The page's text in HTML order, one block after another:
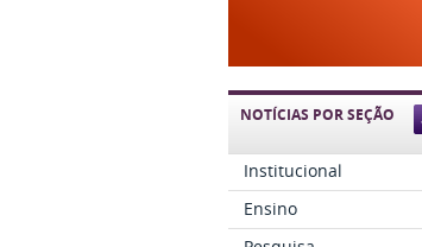
NOTÍCIAS POR SEÇÃO
Institucional
Ensino